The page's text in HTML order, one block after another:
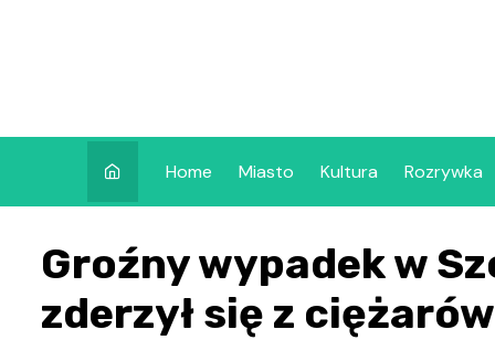
Home Miasto Kultura Rozrywka
Groźny wypadek w
zderzył się z